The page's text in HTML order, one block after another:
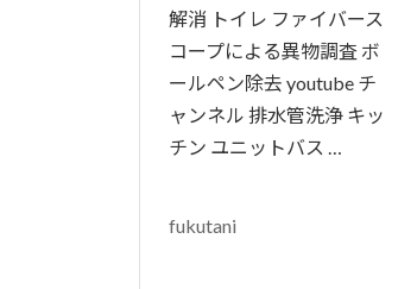
解消 トイレ ファイバース
コープによる異物調査 ボ
ールペン除去 youtube チ
ャンネル 排水管洗浄 キッ
チン ユニットバス …
fukutani